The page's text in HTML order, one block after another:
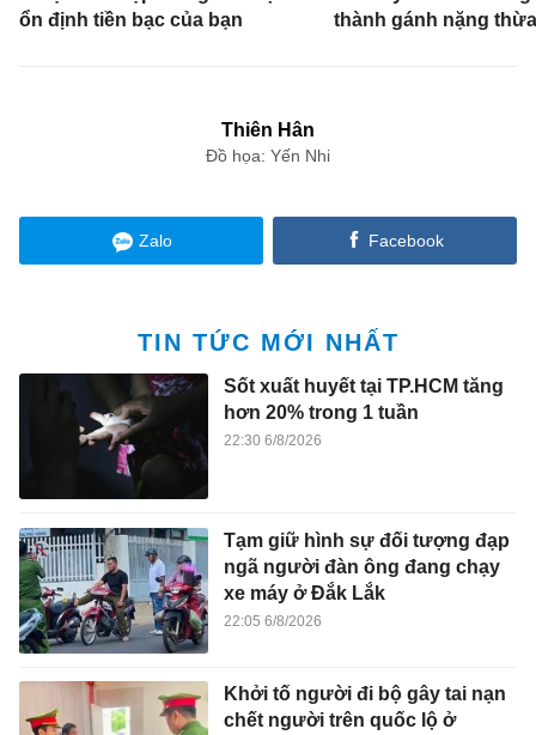
ổn định tiền bạc của bạn
thành gánh nặng
Thiên Hân
Đồ họa: Yến Nhi
Zalo Facebook
TIN TỨC MỚI NHẤT
Sốt xuất huyết tại TP.HCM tăng
hơn 20% trong 1 tuần
22:30 6/8/2026
Tạm giữ hình sự đối tượng đạp
ngã người đàn ông đang chạy
xe máy ở Đắk Lắk
22:05 6/8/2026
Khởi tố người đi bộ gây tai nạn
chết người trên quốc lộ ở